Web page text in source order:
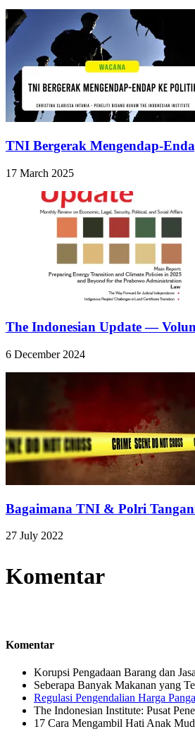
TNI Bergerak Mengendap-
17 March 2025
The Indonesian Update —
6 December 2024
Bagaimana TNI & Polri
27 July 2022
Komentar
Komentar
Korupsi Pengadaan Barang dan
Seberapa Banyak Makanan yang
Regulasi Pengendalian Harga
The Indonesian Institute: Pusat
17 Cara Mengambil Hati Anak